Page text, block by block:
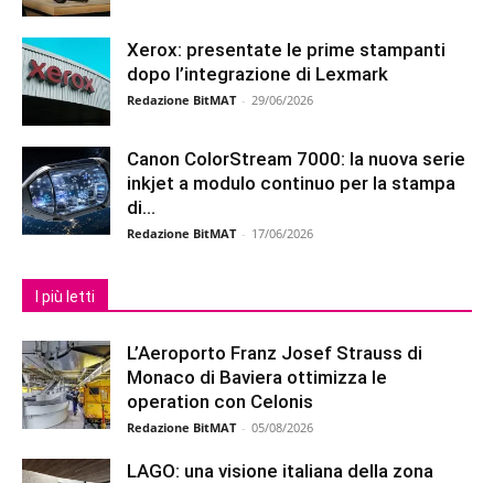
Xerox: presentate le prime stampanti
dopo l’integrazione di Lexmark
Redazione BitMAT - 29/06/2026
Canon ColorStream 7000: la nuova serie
inkjet a modulo continuo per la stampa
di...
Redazione BitMAT - 17/06/2026
I più letti
L’Aeroporto Franz Josef Strauss di
Monaco di Baviera ottimizza le
operation con Celonis
Redazione BitMAT - 05/08/2026
LAGO: una visione italiana della zona